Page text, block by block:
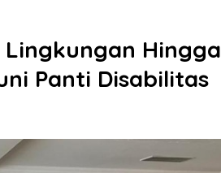
Lingkungan Hingga
Panti Disabilitas